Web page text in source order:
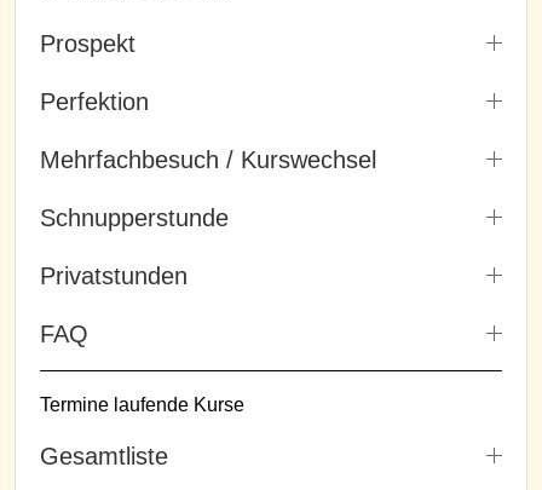
Prospekt
Perfektion
Mehrfachbesuch / Kurswechsel
Schnupperstunde
Privatstunden
FAQ
Termine laufende Kurse
Gesamtliste